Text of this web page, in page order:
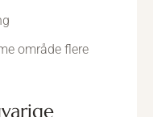
område flere